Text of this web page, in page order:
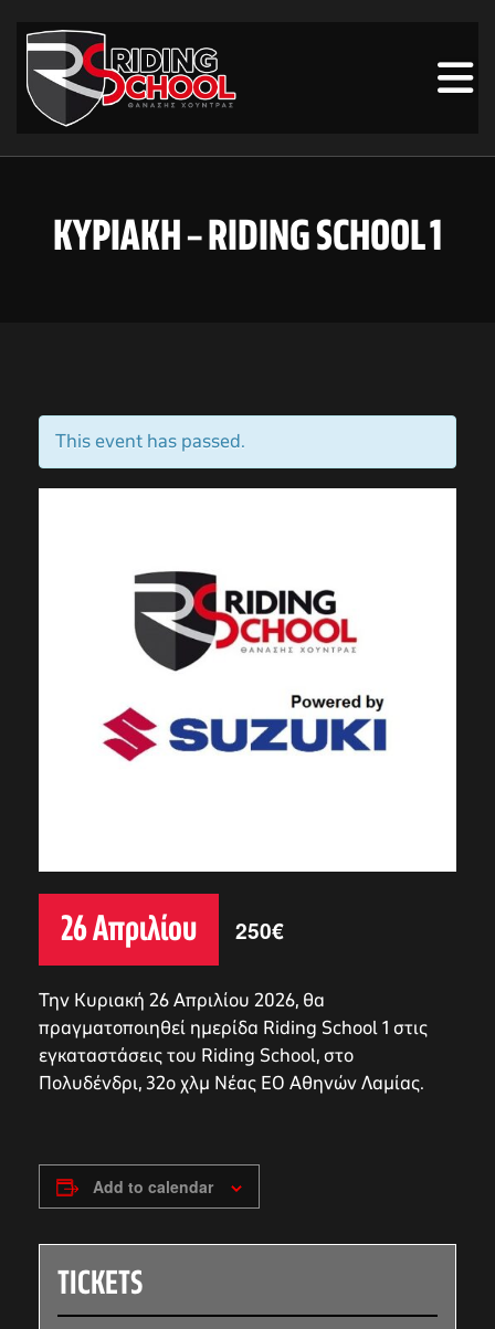
ΚΥΡΙΑΚΗ – RIDING SCHOOL 1
This event has passed.
26 Απριλίου 250€
Την Κυριακή 26 Απριλίου 2026, θα
πραγματοποιηθεί ημερίδα Riding School 1 στις
εγκαταστάσεις του Riding School, στο
Πολυδένδρι, 32ο χλμ Νέας ΕΟ Αθηνών Λαμίας.
Add to calendar
TICKETS